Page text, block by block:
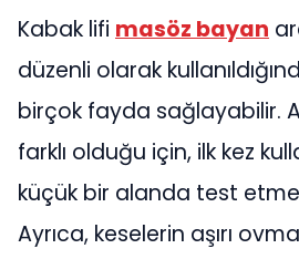
Kabak lifi masöz bayan
düzenli olarak
birçok fayda sağlayabilir.
farklı olduğu için, ilk kez
küçük bir alanda test
Ayrıca, keselerin aşırı